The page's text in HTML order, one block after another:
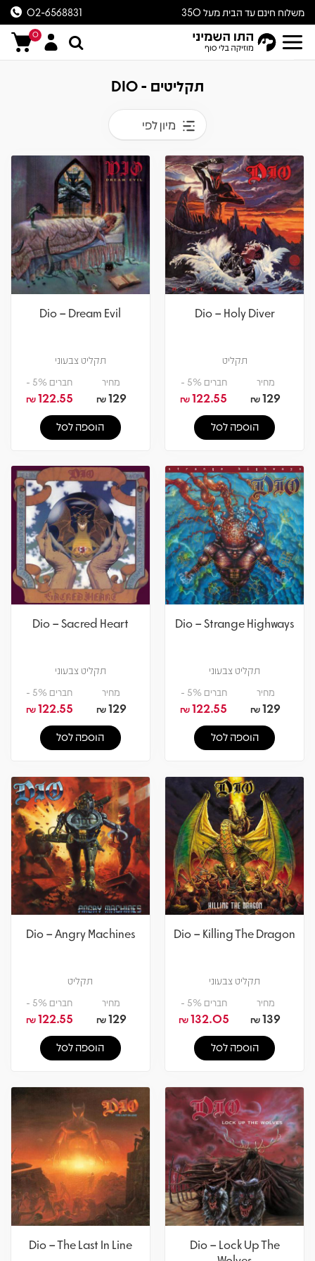
משלוח חינם עד הבית מעל 350
ש״ח
02-6568831
0
תקליטים - DIO
מיון לפי
Dio – Holy Diver
תקליט
מחיר
129
₪
חברים 5% -
122.55
₪
הוספה לסל
Dio – Dream Evil
תקליט צבעוני
מחיר
129
₪
חברים 5% -
122.55
₪
הוספה לסל
Dio – Strange Highways
תקליט צבעוני
מחיר
129
₪
חברים 5% -
122.55
₪
הוספה לסל
Dio – Sacred Heart
תקליט צבעוני
מחיר
129
₪
חברים 5% -
122.55
₪
הוספה לסל
Dio – Killing The Dragon
תקליט צבעוני
מחיר
139
₪
חברים 5% -
132.05
₪
הוספה לסל
Dio – Angry Machines
תקליט
מחיר
129
₪
חברים 5% -
122.55
₪
הוספה לסל
Dio – Lock Up The
Dio – The Last In Line